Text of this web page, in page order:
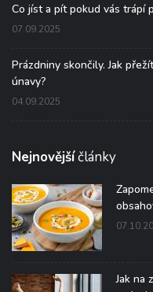
Co jíst a pít pokud vás trápí
07.09.2025
Prázdniny skončily. Jak
únavy?
04.09.2025
Nejnovějšíčlánky
Jak na